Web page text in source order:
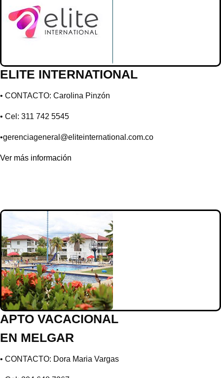
ELITE INTERNATIONAL
• CONTACTO: Carolina Pinzón
• Cel: 311 742 5545
•gerenciageneral@eliteinternational.com.co
Ver más información
APTO VACACIONAL
EN MELGAR
• CONTACTO: Dora Maria Vargas